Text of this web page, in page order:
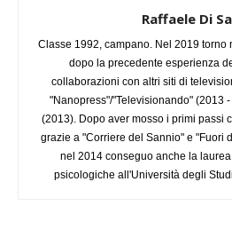
Raffaele Di
Classe 1992, campano. Nel 2019 torno
dopo la precedente esperienza
collaborazioni con altri siti di
"Nanopress"/"Televisionando" (2013
(2013). Dopo aver mosso i primi passi
grazie a "Corriere del Sannio" e "Fuori
nel 2014 conseguo anche la
psicologiche all'Università degli